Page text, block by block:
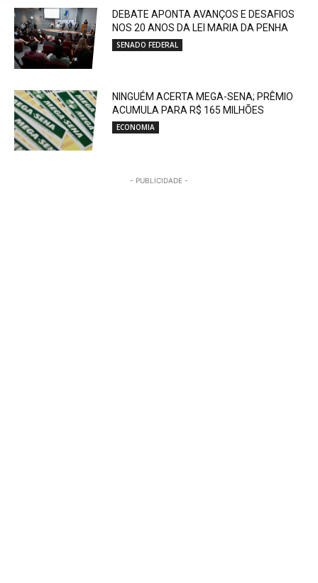
DEBATE APONTA AVANÇOS E DESAFIOS
NOS 20 ANOS DA LEI MARIA DA PENHA
SENADO FEDERAL
NINGUÉM ACERTA MEGA-SENA; PRÊMIO
ACUMULA PARA R$ 165 MILHÕES
ECONOMIA
- PUBLICIDADE -